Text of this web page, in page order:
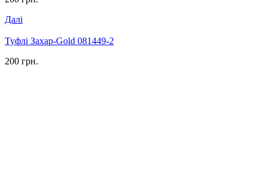
Далі
Туфлі Захар-Gold 081449-2
200 грн.